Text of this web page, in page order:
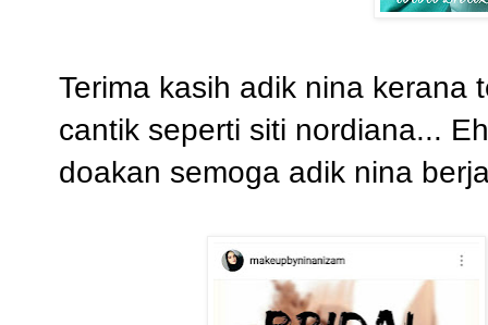
Terima kasih adik nina kerana
cantik seperti siti nordiana...
doakan semoga adik nina